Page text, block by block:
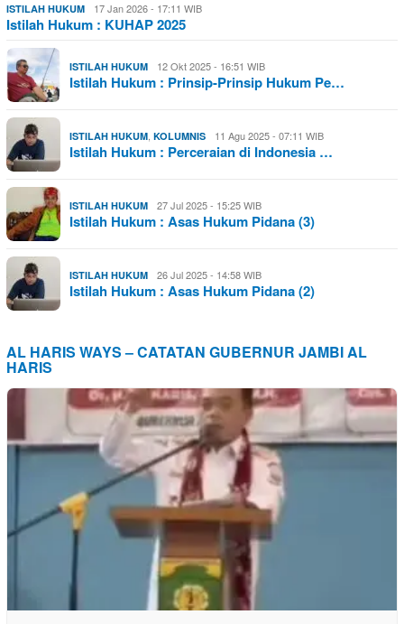
ISTILAH HUKUM 17 Jan 2026 - 17:11 WIB
Istilah Hukum : KUHAP 2025
ISTILAH HUKUM 12 Okt 2025 - 16:51 WIB
Istilah Hukum : Prinsip-Prinsip Hukum Pe…
ISTILAH HUKUM, KOLUMNIS 11 Agu 2025 - 07:11 WIB
Istilah Hukum : Perceraian di Indonesia …
ISTILAH HUKUM 27 Jul 2025 - 15:25 WIB
Istilah Hukum : Asas Hukum Pidana (3)
ISTILAH HUKUM 26 Jul 2025 - 14:58 WIB
Istilah Hukum : Asas Hukum Pidana (2)
AL HARIS WAYS – CATATAN GUBERNUR JAMBI AL
HARIS